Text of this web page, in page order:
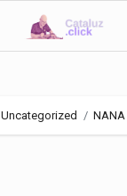
Uncategorized NANA